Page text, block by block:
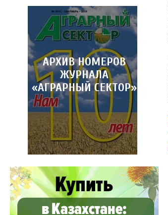
АРХИВ НОМЕРОВ
ЖУРНАЛА
«АГРАРНЫЙ СЕКТОР»